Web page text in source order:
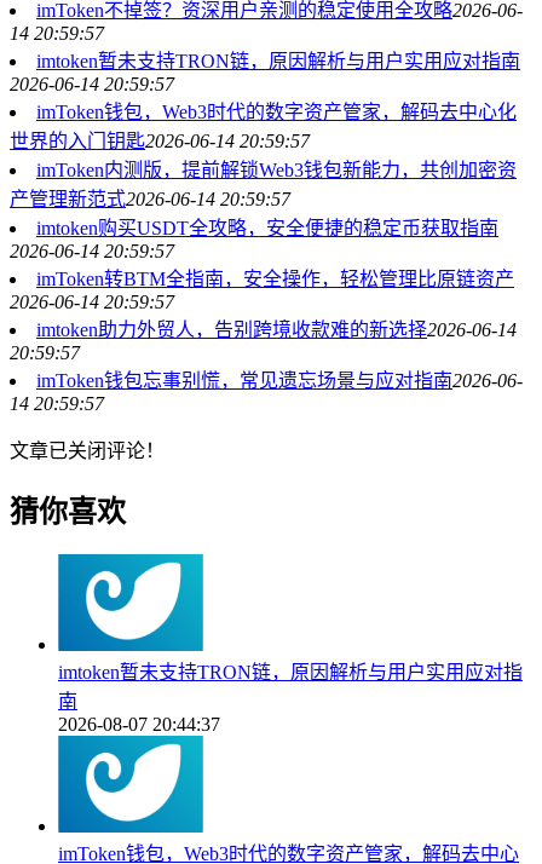
imToken不掉签？资深用户亲测的稳定使用全攻略2026-06-
14 20:59:57
imtoken暂未支持TRON链，原因解析与用户实用应对指南
2026-06-14 20:59:57
imToken钱包，Web3时代的数字资产管家，解码去中心化
世界的入门钥匙2026-06-14 20:59:57
imToken内测版，提前解锁Web3钱包新能力，共创加密资
产管理新范式2026-06-14 20:59:57
imtoken购买USDT全攻略，安全便捷的稳定币获取指南
2026-06-14 20:59:57
imToken转BTM全指南，安全操作，轻松管理比原链资产
2026-06-14 20:59:57
imtoken助力外贸人，告别跨境收款难的新选择2026-06-14
20:59:57
imToken钱包忘事别慌，常见遗忘场景与应对指南2026-06-
14 20:59:57
文章已关闭评论！
猜你喜欢
imtoken暂未支持TRON链，原因解析与用户实用应对指
南
2026-08-07 20:44:37
imToken钱包，Web3时代的数字资产管家，解码去中心